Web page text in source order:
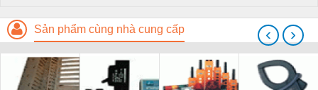
Sản phẩm cùng nhà cung cấp ‹ ›